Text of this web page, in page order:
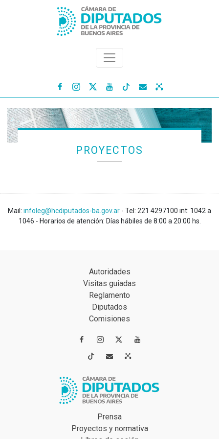
   
PROYECTOS
Mail: infoleg@hcdiputados-ba.gov.ar - Tel: 221 4297100 int: 1042 a
1046 - Horarios de atención: Días hábiles de 8:00 a 20:00 hs.
Autoridades
Visitas guiadas
Reglamento
Diputados
Comisiones
 
 
Prensa
Proyectos y normativa